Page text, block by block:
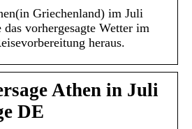
Griechenland) im Juli
vorhergesagte Wetter im
heraus.
Athen in Juli
DE